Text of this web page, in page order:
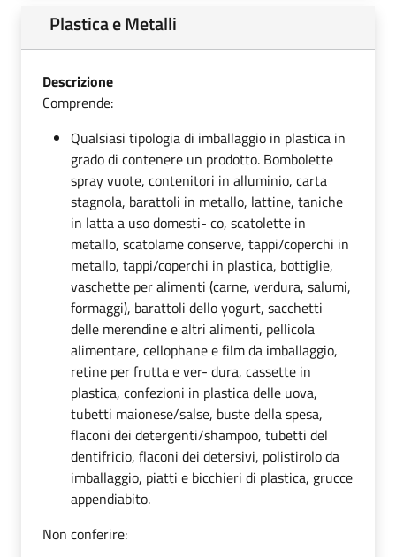
Plastica e Metalli
Descrizione
Comprende:
Qualsiasi tipologia di imballaggio in plastica in
grado di contenere un prodotto. Bombolette
spray vuote, contenitori in alluminio, carta
stagnola, barattoli in metallo, lattine, taniche
in latta a uso domesti- co, scatolette in
metallo, scatolame conserve, tappi/coperchi in
metallo, tappi/coperchi in plastica, bottiglie,
vaschette per alimenti (carne, verdura, salumi,
formaggi), barattoli dello yogurt, sacchetti
delle merendine e altri alimenti, pellicola
alimentare, cellophane e film da imballaggio,
retine per frutta e ver- dura, cassette in
plastica, confezioni in plastica delle uova,
tubetti maionese/salse, buste della spesa,
flaconi dei detergenti/shampoo, tubetti del
dentifricio, flaconi dei detersivi, polistirolo da
imballaggio, piatti e bicchieri di plastica, grucce
appendiabito.
Non conferire: